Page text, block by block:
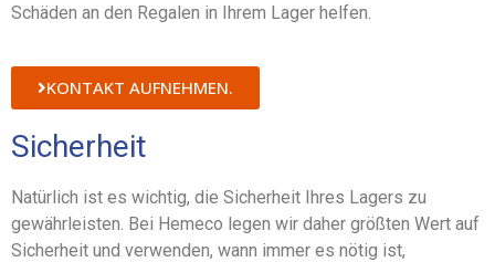
Schäden an den Regalen in Ihrem Lager helfen.
KONTAKT AUFNEHMEN.
Sicherheit
Natürlich ist es wichtig, die Sicherheit Ihres Lagers zu
gewährleisten. Bei Hemeco legen wir daher größten Wert auf
Sicherheit und verwenden, wann immer es nötig ist,